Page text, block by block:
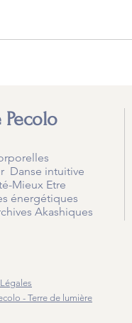
Pecolo
Danse intuitive
Mieux Etre
énergétiques
Akashiques
- Terre de lumière